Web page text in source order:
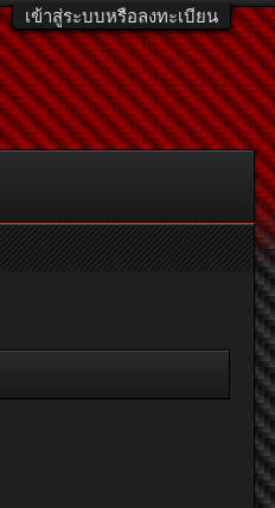
เข้าสู่ระบบหรือลงทะเบียน